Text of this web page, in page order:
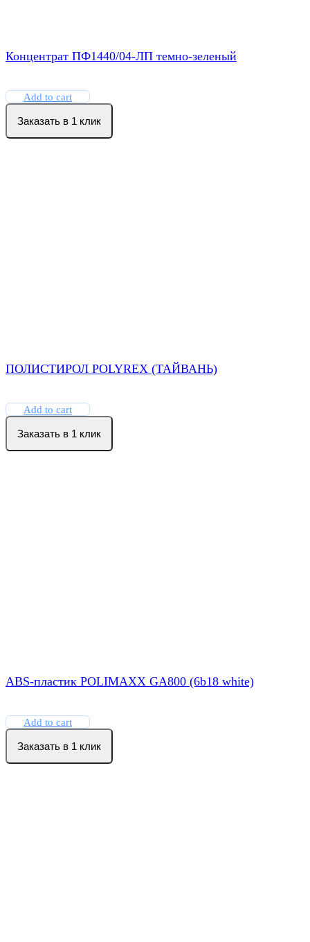
Концентрат ПФ1440/04-ЛП темно-зеленый
Add to cart
Заказать в 1 клик
ПОЛИСТИРОЛ POLYREX (ТАЙВАНЬ)
Add to cart
Заказать в 1 клик
ABS-пластик POLIMAXX GA800 (6b18 white)
Add to cart
Заказать в 1 клик